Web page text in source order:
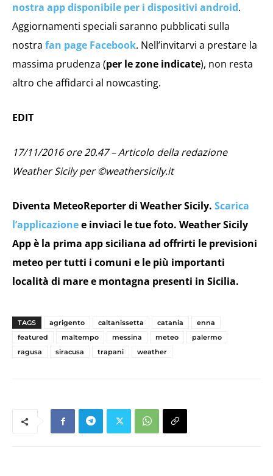
nostra app disponibile per i dispositivi android.
Aggiornamenti speciali saranno pubblicati sulla
nostra fan page Facebook. Nell’invitarvi a prestare la
massima prudenza (per le zone indicate), non resta
altro che affidarci al nowcasting.
EDIT
17/11/2016 ore 20.47 – Articolo della redazione
Weather Sicily per ©weathersicily.it
Diventa MeteoReporter di Weather Sicily. Scarica
l’applicazionee inviaci le tue foto. Weather Sicily
App è la prima app siciliana ad offrirti le previsioni
meteo per tutti i comuni e le più importanti
località di mare e montagna presenti in Sicilia.
TAGS agrigento caltanissetta catania
enna
featured
maltempo messina meteo
palermo
ragusa
siracusa trapani weather